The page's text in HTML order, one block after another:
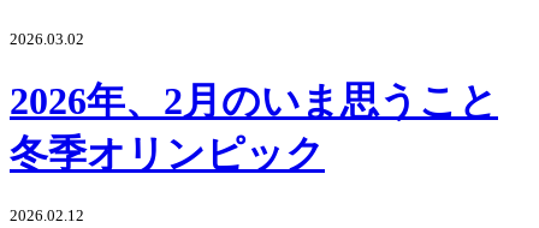
2026.03.02
2026年、2月のいま思うこと
冬季オリンピック
2026.02.12